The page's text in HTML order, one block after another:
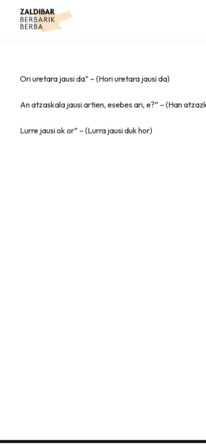
Ori uretara jausi da” – (Hori uretara jausi da)
An atzaskala jausi artien, esebes ari, e?” – (Han
Lurre jausi ok or” – (Lurra jausi duk hor)